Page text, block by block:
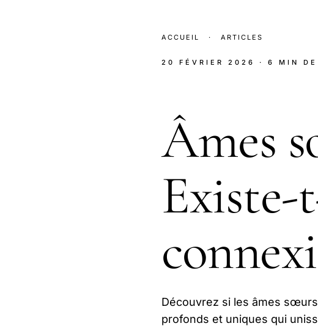
ACCUEIL · ARTICLES
20 FÉVRIER 2026 · 6 MIN DE
Âmes
Découvrez si les âmes
profonds et uniques qui